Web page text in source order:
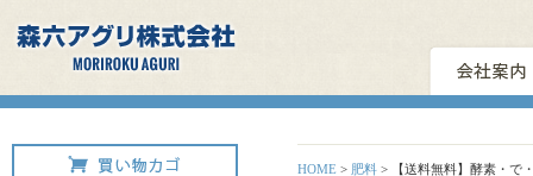
HOME > 肥料 > 【送料無料】酵素・で